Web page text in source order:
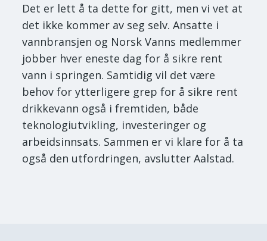
Det er lett å ta dette for gitt, men vi vet at
det ikke kommer av seg selv. Ansatte i
vannbransjen og Norsk Vanns medlemmer
jobber hver eneste dag for å sikre rent
vann i springen. Samtidig vil det være
behov for ytterligere grep for å sikre rent
drikkevann også i fremtiden, både
teknologiutvikling, investeringer og
arbeidsinnsats. Sammen er vi klare for å ta
også den utfordringen, avslutter Aalstad.